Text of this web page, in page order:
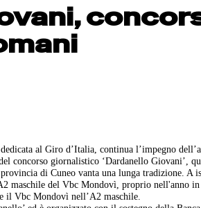
al Giro d’Italia, continua l’impegno
concorso giornalistico ‘Dardanello Giovani’,
di Cuneo vanta una lunga tradizione. A
maschile del Vbc Mondovì, proprio nell'anno
il Vbc Mondovì nell’A2 maschile.